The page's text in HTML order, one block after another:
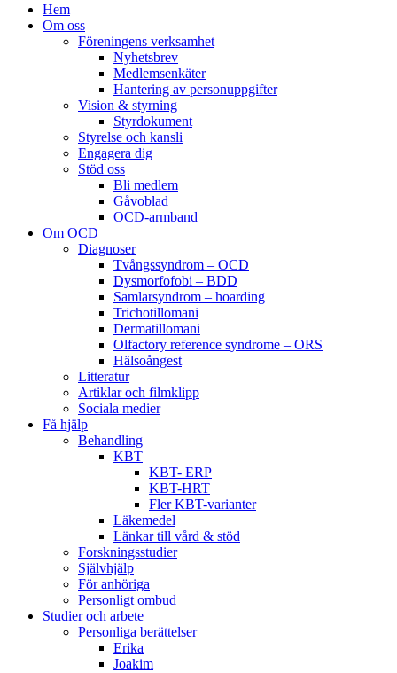
Hem
Om oss
Föreningens verksamhet
Nyhetsbrev
Medlemsenkäter
Hantering av personuppgifter
Vision & styrning
Styrdokument
Styrelse och kansli
Engagera dig
Stöd oss
Bli medlem
Gåvoblad
OCD-armband
Om OCD
Diagnoser
Tvångssyndrom – OCD
Dysmorfofobi – BDD
Samlarsyndrom – hoarding
Trichotillomani
Dermatillomani
Olfactory reference syndrome – ORS
Hälsoångest
Litteratur
Artiklar och filmklipp
Sociala medier
Få hjälp
Behandling
KBT
KBT- ERP
KBT-HRT
Fler KBT-varianter
Läkemedel
Länkar till vård & stöd
Forskningsstudier
Självhjälp
För anhöriga
Personligt ombud
Studier och arbete
Personliga berättelser
Erika
Joakim